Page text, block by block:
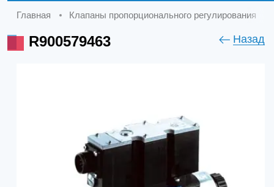
Главная Клапаны пропорционального регулирования
R900579463 Назад